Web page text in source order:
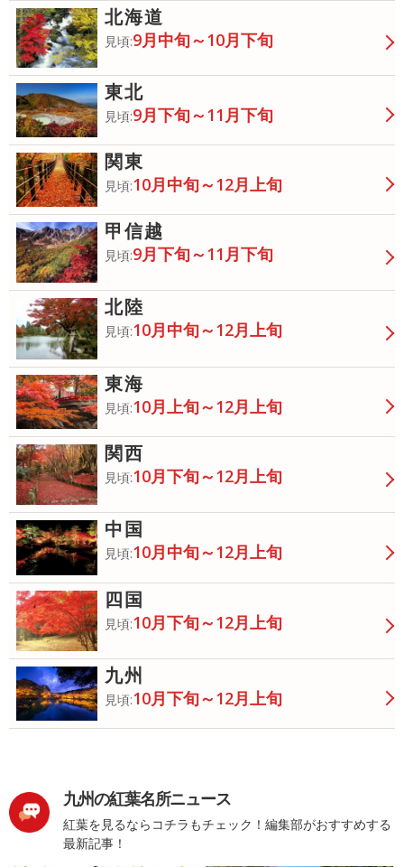
北海道
見頃:9月中旬～10月下旬
東北
見頃:9月下旬～11月下旬
関東
見頃:10月中旬～12月上旬
甲信越
見頃:9月下旬～11月下旬
北陸
見頃:10月中旬～12月上旬
東海
見頃:10月上旬～12月上旬
関西
見頃:10月下旬～12月上旬
中国
見頃:10月中旬～12月上旬
四国
見頃:10月下旬～12月上旬
九州
見頃:10月下旬～12月上旬
九州の紅葉名所ニュース
紅葉を見るならコチラもチェック！編集部がおすすめする
最新記事！